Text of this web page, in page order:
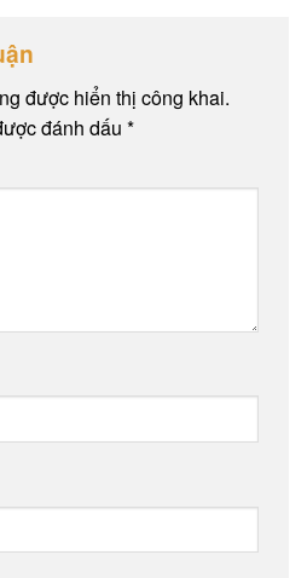
được hiển thị công khai.
đánh dấu *